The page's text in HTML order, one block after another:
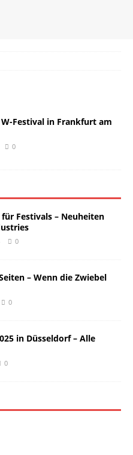
W-Festival in Frankfurt am
0
Festivals – Neuheiten
0
– Wenn die Zwiebel
0
in Düsseldorf – Alle
0